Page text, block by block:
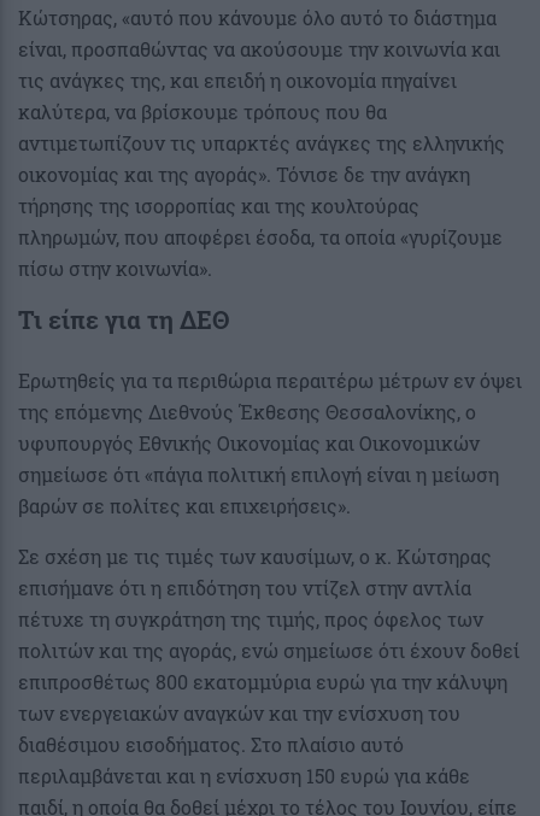
Κώτσηρας, «αυτό που κάνουμε όλο αυτό το διάστημα
είναι, προσπαθώντας να ακούσουμε την κοινωνία και
τις ανάγκες της, και επειδή η οικονομία πηγαίνει
καλύτερα, να βρίσκουμε τρόπους που θα
αντιμετωπίζουν τις υπαρκτές ανάγκες της ελληνικής
οικονομίας και της αγοράς». Τόνισε δε την ανάγκη
τήρησης της ισορροπίας και της κουλτούρας
πληρωμών, που αποφέρει έσοδα, τα οποία «γυρίζουμε
πίσω στην κοινωνία».
Τι είπε για τη ΔΕΘ
Ερωτηθείς για τα περιθώρια περαιτέρω μέτρων εν όψει
της επόμενης Διεθνούς Έκθεσης Θεσσαλονίκης, ο
υφυπουργός Εθνικής Οικονομίας και Οικονομικών
σημείωσε ότι «πάγια πολιτική επιλογή είναι η μείωση
βαρών σε πολίτες και επιχειρήσεις».
Σε σχέση με τις τιμές των καυσίμων, ο κ. Κώτσηρας
επισήμανε ότι η επιδότηση του ντίζελ στην αντλία
πέτυχε τη συγκράτηση της τιμής, προς όφελος των
πολιτών και της αγοράς, ενώ σημείωσε ότι έχουν δοθεί
επιπροσθέτως 800 εκατομμύρια ευρώ για την κάλυψη
των ενεργειακών αναγκών και την ενίσχυση του
διαθέσιμου εισοδήματος. Στο πλαίσιο αυτό
περιλαμβάνεται και η ενίσχυση 150 ευρώ για κάθε
παιδί, η οποία θα δοθεί μέχρι το τέλος του Ιουνίου, είπε